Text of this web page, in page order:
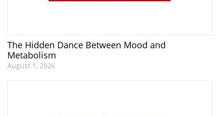
The Hidden Dance Between Mood and
Metabolism
August 1, 2026